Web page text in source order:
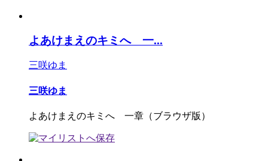
よあけまえのキミへ 一...
三咲ゆま
三咲ゆま
よあけまえのキミへ 一章（ブラウザ版）